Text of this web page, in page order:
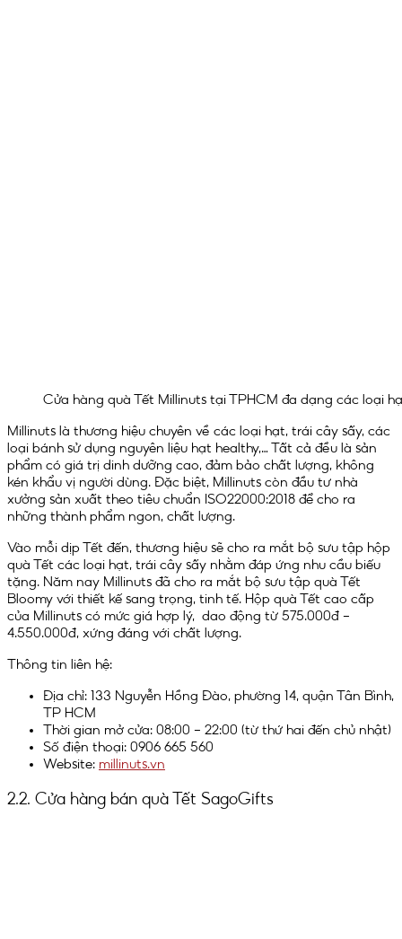
Cửa hàng quà Tết Millinuts tại TPHCM đa dạng các loại
Millinuts là thương hiệu chuyên về các loại hạt, trái cây sấy, các
loại bánh sử dụng nguyên liệu hạt healthy,… Tất cả đều là sản
phẩm có giá trị dinh dưỡng cao, đảm bảo chất lượng, không
kén khẩu vị người dùng. Đặc biệt, Millinuts còn đầu tư nhà
xưởng sản xuất theo tiêu chuẩn ISO22000:2018 để cho ra
những thành phẩm ngon, chất lượng.
Vào mỗi dịp Tết đến, thương hiệu sẽ cho ra mắt bộ sưu tập hộp
quà Tết các loại hạt, trái cây sấy nhằm đáp ứng nhu cầu biếu
tặng. Năm nay Millinuts đã cho ra mắt bộ sưu tập quà Tết
Bloomy với thiết kế sang trọng, tinh tế. Hộp quà Tết cao cấp
của Millinuts có mức giá hợp lý, dao động từ 575.000đ –
4.550.000đ, xứng đáng với chất lượng.
Thông tin liên hệ:
Địa chỉ: 133 Nguyễn Hồng Đào, phường 14, quận Tân Bình,
TP HCM
Thời gian mở cửa: 08:00 – 22:00 (từ thứ hai đến chủ nhật)
Số điện thoại: 0906 665 560
Website: millinuts.vn
2.2. Cửa hàng bán quà Tết SagoGifts